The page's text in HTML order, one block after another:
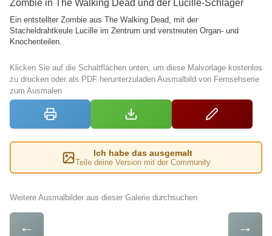
Zombie in The Walking Dead und der Lucille-Schläger
Ein entstellter Zombie aus The Walking Dead, mit der
Stacheldrahtkeule Lucille im Zentrum und verstreuten Organ- und
Knochenteilen.
Klicken Sie auf die Schaltflächen unten, um diese Malvorlage kostenlos
zu drucken oder als PDF herunterzuladen Ausmalbild von Fernsehserie
zum Ausmalen
Ich habe das ausgemalt
Teile deine Version mit der Community
Weitere Ausmalbilder aus dieser Galerie durchsuchen
← →